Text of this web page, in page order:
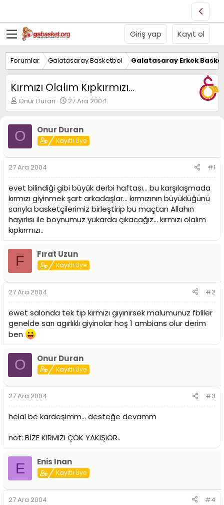
Giriş yap Kayıt ol
Forumlar Galatasaray Basketbol Galatasaray Erkek
Kırmızı Olalım Kıpkırmızı...
K
o
u
B
a
ş
a
t
a
n
Onur Duran
B
a
l
a
n
g
a
r
i
h
27 Ara 2004
O Onur Duran
Kayıtlı Üye
27 Ara 2004 #1
evet bilindiği gibi büyük derbi haftası... bu karşılaşmada
kırmızı giyinmek şart arkadaşlar... kırmızının büyüklüğünü
sarıyla basketçilerimiz birleştirip bu maçtan Allahın
hayırlısı ile boynumuz yukarda çıkacağız... kırmızı olalım
kıpkırmızı..
F Fırat Uzun
Kayıtlı Üye
27 Ara 2004 #2
ewet salonda tek tıp kırmızı gıyınırsek malumunuz fbliler
genelde sarı agırlıklı giyinolar hoş 1 ambians olur derim
ben
O Onur Duran
Kayıtlı Üye
27 Ara 2004 #3
helal be kardeşimm... desteğe devamm
not: BİZE KIRMIZI ÇOK YAKIŞIOR..
E Enis Inan
Kayıtlı Üye
27 Ara 2004 #4